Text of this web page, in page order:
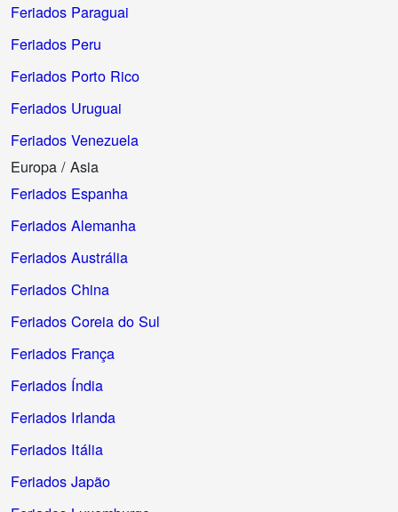
Feriados Paraguai
Feriados Peru
Feriados Porto Rico
Feriados Uruguai
Feriados Venezuela
Europa / Asia
Feriados Espanha
Feriados Alemanha
Feriados Austrália
Feriados China
Feriados Coreia do Sul
Feriados França
Feriados Índia
Feriados Irlanda
Feriados Itália
Feriados Japão